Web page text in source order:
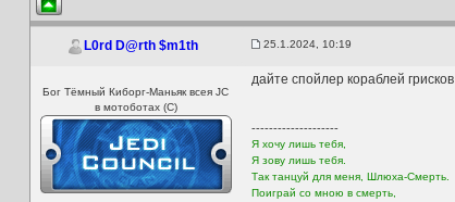
L0rd D@rth $m1th 25.1.2024, 10:19
Бог Тёмный Киборг-Маньяк всея JC
в мотоботах (С)
дайте спойлер кораблей грисков
--------------------
Я хочу лишь тебя,
Я зову лишь тебя.
Так танцуй для меня, Шлюха-Смерть.
Поиграй со мною в смерть,